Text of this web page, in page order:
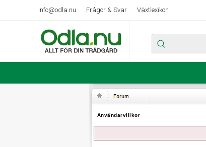
info@odla.nu Frågor & Svar Växtlexikon
Användarvillkor